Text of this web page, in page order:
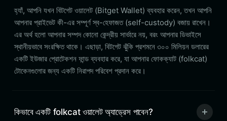
হ্যাঁ, আপনি যখন বিটগেট ওয়ালেট (Bitget Wallet) ব্যবহার করেন, তখন আপনি
আপনার প্রাইভেট কী-এর সম্পূর্ণ স্ব-হেফাজত (self-custody) বজায় রাখেন।
এর অর্থ হলো আপনার সম্পদ কোনো কেন্দ্রীয় সার্ভারে নয়, বরং আপনার ডিভাইসে
স্থানীয়ভাবে সংরক্ষিত থাকে। এছাড়া, বিটগেট ঝুঁকি প্রশমনে ৩০০ মিলিয়ন ডলারের
একটি ইউজার প্রোটেকশন ফান্ড ব্যবহার করে, যা আপনার ফোকক্যাট (folkcat)
টোকেনগুলোর জন্য একটি নিরাপদ পরিবেশ প্রদান করে।
কিভাবে একটি folkcat ওয়ালেট অ্যাড্রেস পাবেন?